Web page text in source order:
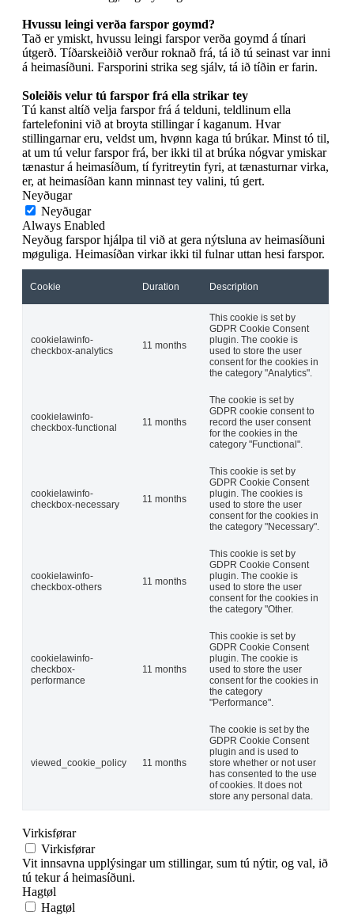
Hvussu leingi verða farspor goymd?
Tað er ymiskt, hvussu leingi farspor verða goymd á tínari
útgerð. Tíðarskeiðið verður roknað frá, tá ið tú seinast var inni
á heimasíðuni. Farsporini strika seg sjálv, tá ið tíðin er farin.
Soleiðis velur tú farspor frá ella strikar tey
Tú kanst altíð velja farspor frá á telduni, teldlinum ella
fartelefonini við at broyta stillingar í kaganum. Hvar
stillingarnar eru, veldst um, hvønn kaga tú brúkar. Minst tó til,
at um tú velur farspor frá, ber ikki til at brúka nógvar ymiskar
tænastur á heimasíðum, tí fyritreytin fyri, at tænasturnar virka,
er, at heimasíðan kann minnast tey valini, tú gert.
Neyðugar
Neyðugar
Always Enabled
Neyðug farspor hjálpa til við at gera nýtsluna av heimasíðuni
møguliga. Heimasíðan virkar ikki til fulnar uttan hesi farspor.
Cookie Duration Description
cookielawinfo-
checkbox-analytics
11 months
This cookie is set by
GDPR Cookie Consent
plugin. The cookie is
used to store the user
consent for the cookies in
the category "Analytics".
cookielawinfo-
checkbox-functional
11 months
The cookie is set by
GDPR cookie consent to
record the user consent
for the cookies in the
category "Functional".
cookielawinfo-
checkbox-necessary
11 months
This cookie is set by
GDPR Cookie Consent
plugin. The cookies is
used to store the user
consent for the cookies in
the category "Necessary".
cookielawinfo-
checkbox-others
11 months
This cookie is set by
GDPR Cookie Consent
plugin. The cookie is
used to store the user
consent for the cookies in
the category "Other.
cookielawinfo-
checkbox-
performance
11 months
This cookie is set by
GDPR Cookie Consent
plugin. The cookie is
used to store the user
consent for the cookies in
the category
"Performance".
viewed_cookie_policy 11 months
The cookie is set by the
GDPR Cookie Consent
plugin and is used to
store whether or not user
has consented to the use
of cookies. It does not
store any personal data.
Virkisførar
Virkisførar
Vit innsavna upplýsingar um stillingar, sum tú nýtir, og val, ið
tú tekur á heimasíðuni.
Hagtøl
Hagtøl